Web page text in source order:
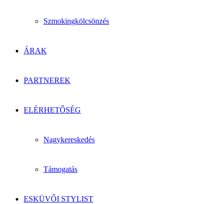
Szmokingkölcsönzés
ÁRAK
PARTNEREK
ELÉRHETŐSÉG
Nagykereskedés
Támogatás
ESKÜVŐI STYLIST